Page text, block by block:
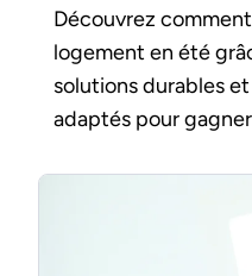
Découvrez
logement en été
solutions durables
adaptés pour